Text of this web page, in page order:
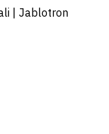
| Jablotron